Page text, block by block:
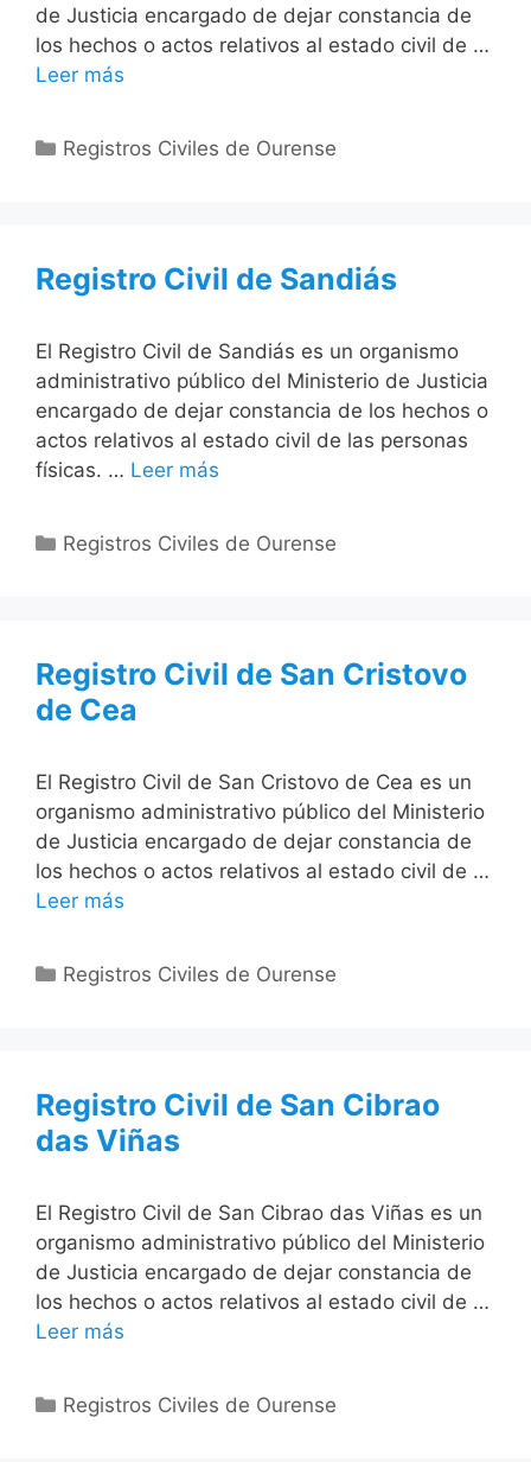
de Justicia encargado de dejar constancia de
los hechos o actos relativos al estado civil de …
Leer más
Categorías
Registros Civiles de Ourense
Registro Civil de Sandiás
El Registro Civil de Sandiás es un organismo
administrativo público del Ministerio de Justicia
encargado de dejar constancia de los hechos o
actos relativos al estado civil de las personas
físicas. … Leer más
Categorías
Registros Civiles de Ourense
Registro Civil de San Cristovo
de Cea
El Registro Civil de San Cristovo de Cea es un
organismo administrativo público del Ministerio
de Justicia encargado de dejar constancia de
los hechos o actos relativos al estado civil de …
Leer más
Categorías
Registros Civiles de Ourense
Registro Civil de San Cibrao
das Viñas
El Registro Civil de San Cibrao das Viñas es un
organismo administrativo público del Ministerio
de Justicia encargado de dejar constancia de
los hechos o actos relativos al estado civil de …
Leer más
Categorías
Registros Civiles de Ourense